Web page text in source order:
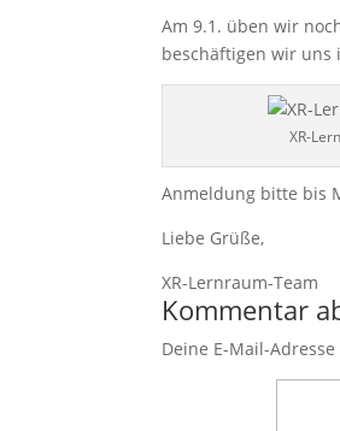
Am 9.1. üben wir
beschäftigen wir uns
XR-
Anmeldung bitte bis
Liebe Grüße,
XR-Lernraum-Team
Kommentar
Deine E-Mail-